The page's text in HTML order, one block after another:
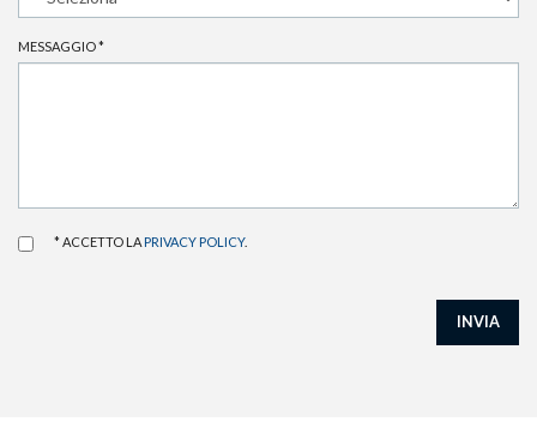
MESSAGGIO*
* ACCETTO LA PRIVACY POLICY.
INVIA